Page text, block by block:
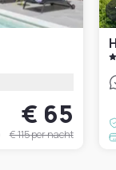
€ 65
€ 115per nacht